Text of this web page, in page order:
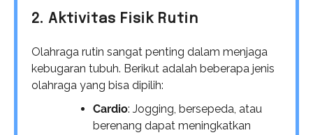
2. Aktivitas Fisik Rutin
Olahraga rutin sangat penting dalam menjaga
kebugaran tubuh. Berikut adalah beberapa jenis
olahraga yang bisa dipilih:
Cardio: Jogging, bersepeda, atau
berenang dapat meningkatkan